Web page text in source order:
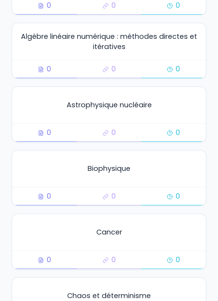
0 0 0
Algèbre linéaire numérique : méthodes directes et
itératives
0 0 0
Astrophysique nucléaire
0 0 0
Biophysique
0 0 0
Cancer
0 0 0
Chaos et déterminisme